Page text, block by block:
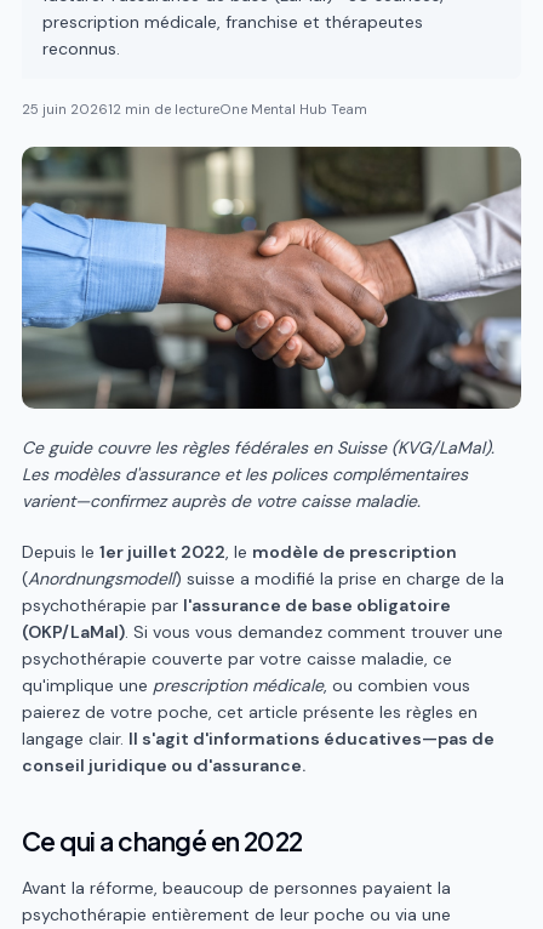
prescription médicale, franchise et thérapeutes
reconnus.
25 juin 202612 min de lectureOne Mental Hub Team
Ce guide couvre les règles fédérales en Suisse (KVG/LaMal).
Les modèles d'assurance et les polices complémentaires
varient—confirmez auprès de votre caisse maladie.
Depuis le 1er juillet 2022, le modèle de prescription
(Anordnungsmodell) suisse a modifié la prise en charge de la
psychothérapie par l'assurance de base obligatoire
(OKP/LaMal). Si vous vous demandez comment trouver une
psychothérapie couverte par votre caisse maladie, ce
qu'implique une prescription médicale, ou combien vous
paierez de votre poche, cet article présente les règles en
langage clair. Il s'agit d'informations éducatives—pas de
conseil juridique ou d'assurance.
Ce qui a changé en 2022
Avant la réforme, beaucoup de personnes payaient la
psychothérapie entièrement de leur poche ou via une